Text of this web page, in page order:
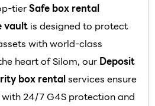
tierSafe box rental
vault is designed to protect
with world-class
heart of Silom, our Deposit
box rentalservices ensure
24/7 G4S protection and